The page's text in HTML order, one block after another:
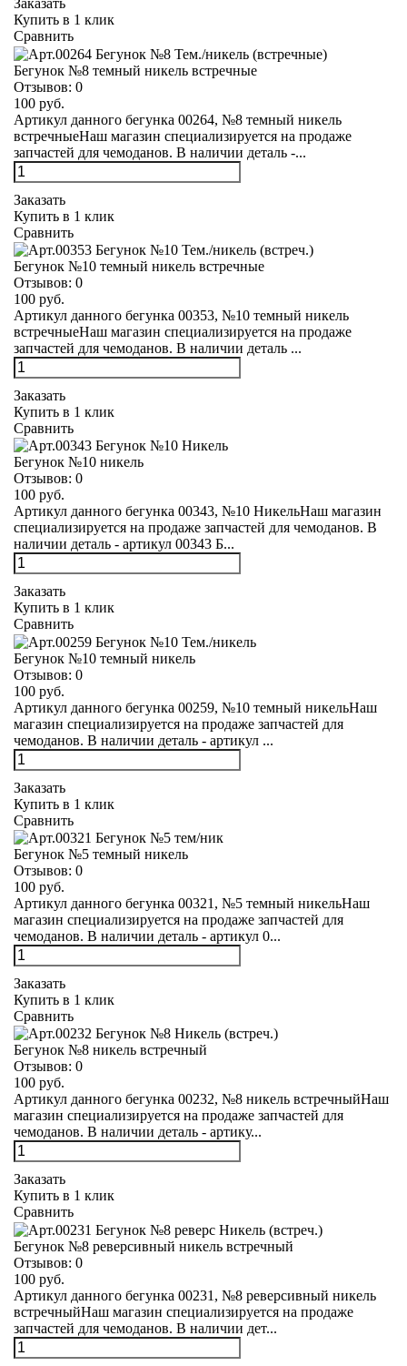
Заказать
Купить в 1 клик
Сравнить
Бегунок №8 темный никель встречные
Отзывов: 0
100 руб.
Артикул данного бегунка 00264, №8 темный никель
встречныеНаш магазин специализируется на продаже
запчастей для чемоданов. В наличии деталь -...
Заказать
Купить в 1 клик
Сравнить
Бегунок №10 темный никель встречные
Отзывов: 0
100 руб.
Артикул данного бегунка 00353, №10 темный никель
встречныеНаш магазин специализируется на продаже
запчастей для чемоданов. В наличии деталь ...
Заказать
Купить в 1 клик
Сравнить
Бегунок №10 никель
Отзывов: 0
100 руб.
Артикул данного бегунка 00343, №10 НикельНаш магазин
специализируется на продаже запчастей для чемоданов. В
наличии деталь - артикул 00343 Б...
Заказать
Купить в 1 клик
Сравнить
Бегунок №10 темный никель
Отзывов: 0
100 руб.
Артикул данного бегунка 00259, №10 темный никельНаш
магазин специализируется на продаже запчастей для
чемоданов. В наличии деталь - артикул ...
Заказать
Купить в 1 клик
Сравнить
Бегунок №5 темный никель
Отзывов: 0
100 руб.
Артикул данного бегунка 00321, №5 темный никельНаш
магазин специализируется на продаже запчастей для
чемоданов. В наличии деталь - артикул 0...
Заказать
Купить в 1 клик
Сравнить
Бегунок №8 никель встречный
Отзывов: 0
100 руб.
Артикул данного бегунка 00232, №8 никель встречныйНаш
магазин специализируется на продаже запчастей для
чемоданов. В наличии деталь - артику...
Заказать
Купить в 1 клик
Сравнить
Бегунок №8 реверсивный никель встречный
Отзывов: 0
100 руб.
Артикул данного бегунка 00231, №8 реверсивный никель
встречныйНаш магазин специализируется на продаже
запчастей для чемоданов. В наличии дет...